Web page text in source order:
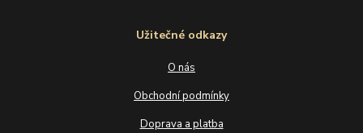
Užitečné odkazy
O nás
Obchodní podmínky
Doprava a platba